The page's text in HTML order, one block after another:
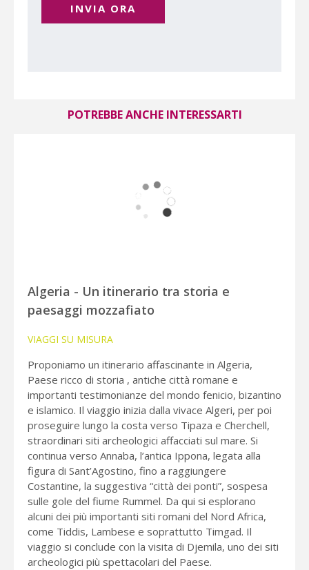
INVIA ORA
POTREBBE ANCHE INTERESSARTI
Algeria - Un itinerario tra storia e
paesaggi mozzafiato
VIAGGI SU MISURA
Proponiamo un itinerario affascinante in Algeria,
Paese ricco di storia , antiche città romane e
importanti testimonianze del mondo fenicio, bizantino
e islamico. Il viaggio inizia dalla vivace Algeri, per poi
proseguire lungo la costa verso Tipaza e Cherchell,
straordinari siti archeologici affacciati sul mare. Si
continua verso Annaba, l’antica Ippona, legata alla
figura di Sant’Agostino, fino a raggiungere
Costantine, la suggestiva “città dei ponti”, sospesa
sulle gole del fiume Rummel. Da qui si esplorano
alcuni dei più importanti siti romani del Nord Africa,
come Tiddis, Lambese e soprattutto Timgad. Il
viaggio si conclude con la visita di Djemila, uno dei siti
archeologici più spettacolari del Paese.